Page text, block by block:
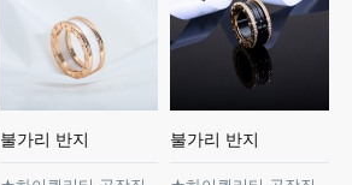
불가리 반지 불가리 반지